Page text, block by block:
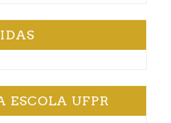
ESCOLA UFPR